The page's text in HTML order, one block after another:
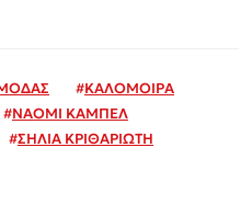
#ΚΑΛΟΜΟΙΡΑ
#ΝΑΟΜΙ ΚΑΜΠΕΛ
#ΣΗΛΙΑ ΚΡΙΘΑΡΙΩΤΗ